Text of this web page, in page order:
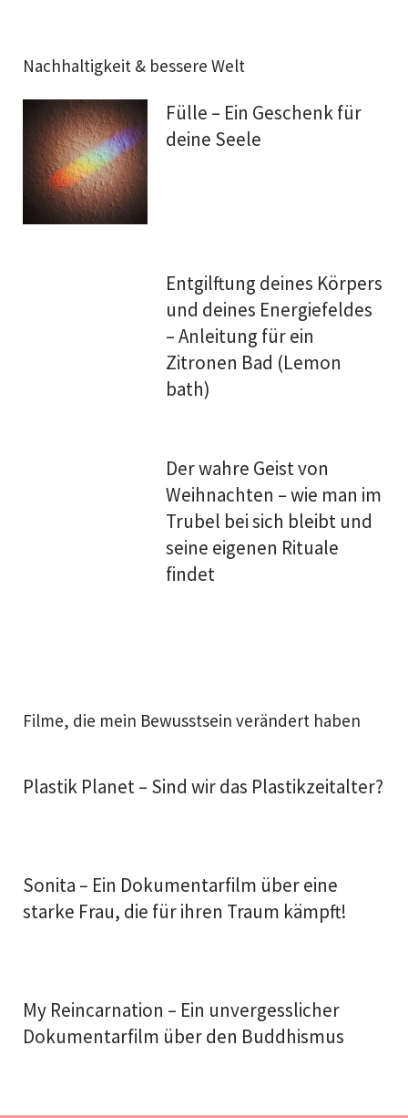
Nachhaltigkeit & bessere Welt
Fülle – Ein Geschenk für
deine Seele
Entgilftung deines Körpers
und deines Energiefeldes
– Anleitung für ein
Zitronen Bad (Lemon
bath)
Der wahre Geist von
Weihnachten – wie man im
Trubel bei sich bleibt und
seine eigenen Rituale
findet
Filme, die mein Bewusstsein verändert haben
Plastik Planet – Sind wir das Plastikzeitalter?
Sonita – Ein Dokumentarfilm über eine
starke Frau, die für ihren Traum kämpft!
My Reincarnation – Ein unvergesslicher
Dokumentarfilm über den Buddhismus